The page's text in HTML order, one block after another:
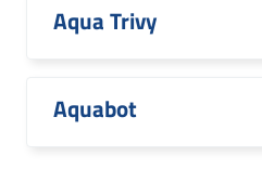
Aqua Trivy
Aquabot